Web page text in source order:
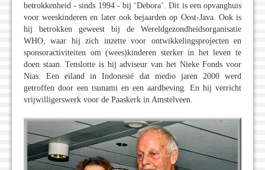
betrokkenheid - sinds 1994 - bij ‘Debora’. Dit is een opvanghuis
voor weeskinderen en later ook bejaarden op Oost-Java. Ook is
hij betrokken geweest bij de Wereldgezondheidsorganisatie
WHO, waar hij zich inzette voor ontwikkelingsprojecten en
sponsoractiviteiten om (wees)kinderen sterker in het leven te
doen staan. Tenslotte is hij adviseur van het Nieke Fonds voor
Nias. Een eiland in Indonesië dat medio jaren 2000 werd
getroffen door een tsunami en een aardbeving. En hij verricht
vrijwilligerswerk voor de Paaskerk in Amstelveen.